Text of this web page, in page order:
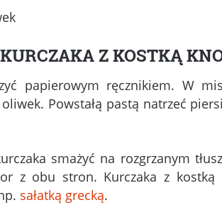
Z KOSTKĄ
papierowym ręcznikiem. W
Powstałą pastą natrzeć
smażyć na rozgrzanym
z obu stron. Kurczaka z
sałatką grecką.